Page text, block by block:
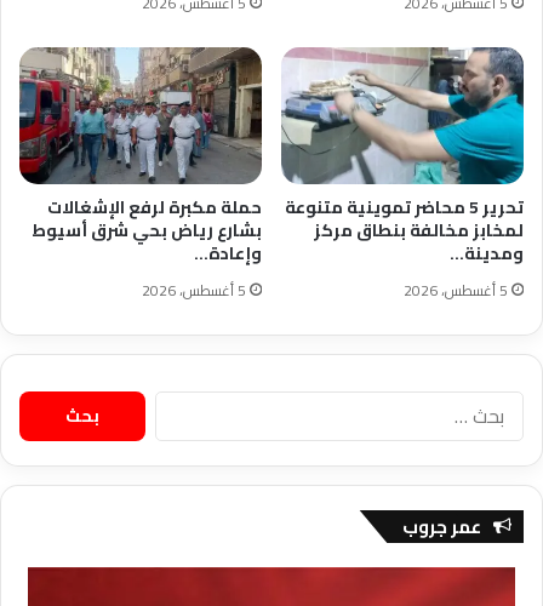
تحرير 5 محاضر تموينية متنوعة
لمخابز مخالفة بنطاق مركز
ومدينة…
5 أغسطس، 2026
حملة مكبرة لرفع الإشغالات
بشارع رياض بحي شرق أسيوط
وإعادة…
5 أغسطس، 2026
البحث
عن:
عمر جروب